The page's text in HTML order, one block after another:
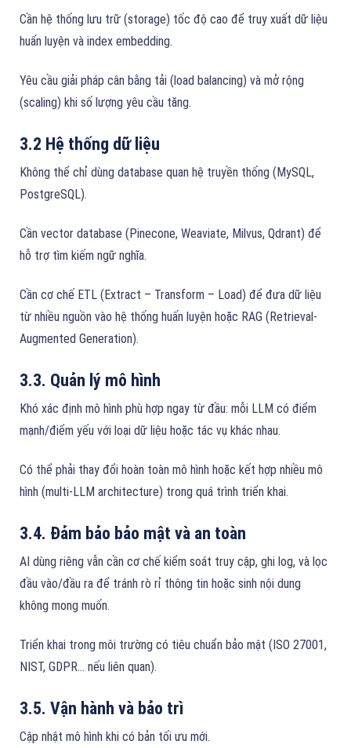
Cần hệ thống lưu trữ (storage) tốc độ cao để truy xuất dữ liệu
huấn luyện và index embedding.
Yêu cầu giải pháp cân bằng tải (load balancing) và mở rộng
(scaling) khi số lượng yêu cầu tăng.
3.2 Hệ thống dữ liệu
Không thể chỉ dùng database quan hệ truyền thống (MySQL,
PostgreSQL).
Cần vector database (Pinecone, Weaviate, Milvus, Qdrant) để
hỗ trợ tìm kiếm ngữ nghĩa.
Cần cơ chế ETL (Extract – Transform – Load) để đưa dữ liệu
từ nhiều nguồn vào hệ thống huấn luyện hoặc RAG (Retrieval-
Augmented Generation).
3.3. Quản lý mô hình
Khó xác định mô hình phù hợp ngay từ đầu: mỗi LLM có điểm
mạnh/điểm yếu với loại dữ liệu hoặc tác vụ khác nhau.
Có thể phải thay đổi hoàn toàn mô hình hoặc kết hợp nhiều mô
hình (multi-LLM architecture) trong quá trình triển khai.
3.4. Đảm bảo bảo mật và an toàn
AI dùng riêng vẫn cần cơ chế kiểm soát truy cập, ghi log, và lọc
đầu vào/đầu ra để tránh rò rỉ thông tin hoặc sinh nội dung
không mong muốn.
Triển khai trong môi trường có tiêu chuẩn bảo mật (ISO 27001,
NIST, GDPR… nếu liên quan).
3.5. Vận hành và bảo trì
Cập nhật mô hình khi có bản tối ưu mới.